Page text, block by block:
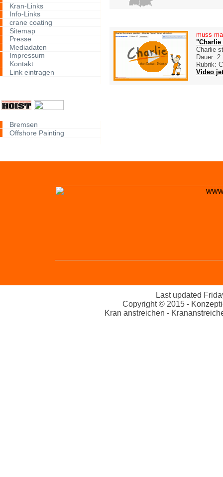
Kran-Links
Info-Links
crane coating
Sitemap
Presse
Mediadaten
Impressum
Kontakt
Link eintragen
Bremsen
Offshore Painting
muss
"Charlie
Charlie
Dauer:
Rubrik:
Video
Last updated
Copyright © 2015 -
Kran anstreichen -